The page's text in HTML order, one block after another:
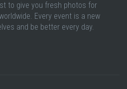
to give you fresh photos for
Every event is a new
and be better every day.